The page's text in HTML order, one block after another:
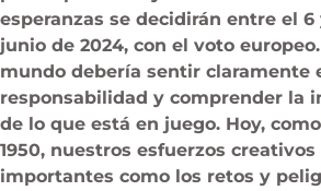
esperanzas se decidirán entre el 6
junio de 2024, con el voto europeo.
mundo debería sentir claramente
responsabilidad y comprender la
de lo que está en juego. Hoy, como
1950, nuestros esfuerzos
importantes como los retos y